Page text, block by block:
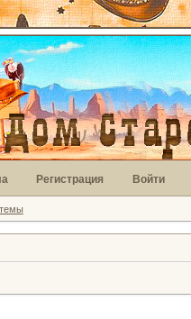
Регистрация Войти